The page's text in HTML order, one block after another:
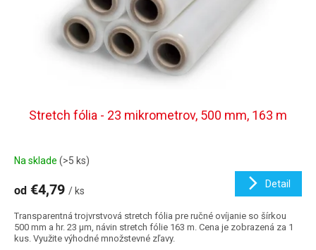
Stretch fólia - 23 mikrometrov, 500 mm, 163 m
Na sklade (>5 ks)
od €4,79 / ks
Detail
Transparentná trojvrstvová stretch fólia pre ručné ovíjanie so šírkou
500 mm a hr. 23 µm, návin stretch fólie 163 m. Cena je zobrazená za 1
kus. Využite výhodné množstevné zľavy.